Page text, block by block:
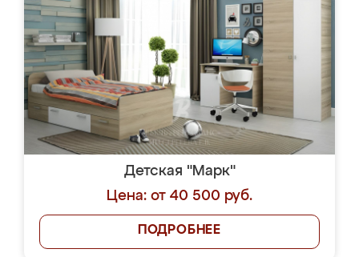
Детская "Марк"
Цена: от 40 500 руб.
ПОДРОБНЕЕ